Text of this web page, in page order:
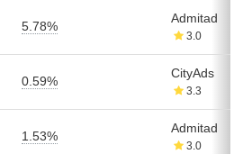
5.78%
Admitad
3.0
0.59%
CityAds
3.3
1.53%
Admitad
3.0